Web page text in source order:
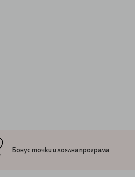
Бонус точки и лоялна програма